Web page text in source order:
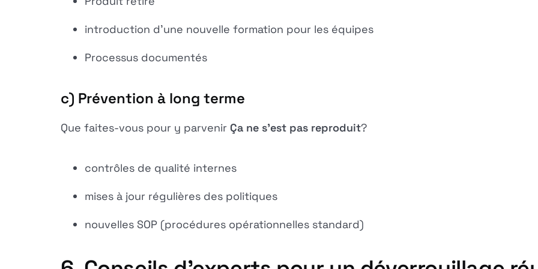
introduction d'une nouvelle formation pour les équipes
Processus documentés
c) Prévention à long terme
Que faites-vous pour y parvenir Ça ne s'est pas reproduit?
contrôles de qualité internes
mises à jour régulières des politiques
nouvelles SOP (procédures opérationnelles standard)